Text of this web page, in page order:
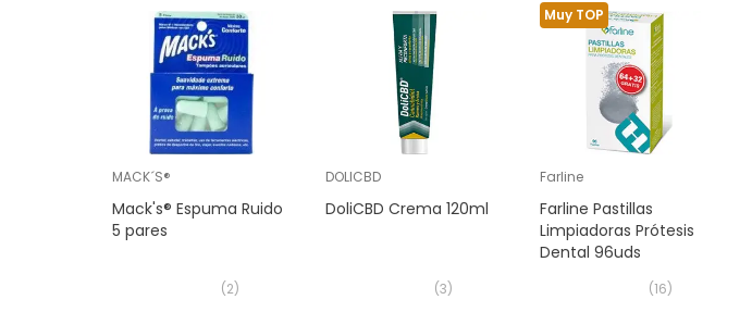
MACK´S®
Mack's® Espuma Ruido
5 pares
(2)
DOLICBD
DoliCBD Crema 120ml
(3)
Muy TOP
Farline
Farline Pastillas
Limpiadoras Prótesis
Dental 96uds
(16)